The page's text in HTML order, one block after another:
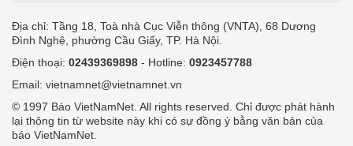
Địa chỉ: Tầng 18, Toà nhà Cục Viễn thông (VNTA), 68 Dương
Đình Nghệ, phường Cầu Giấy, TP. Hà Nội.
Điện thoại: 02439369898 - Hotline: 0923457788
Email: vietnamnet@vietnamnet.vn
© 1997 Báo VietNamNet. All rights reserved. Chỉ được phát hành
lại thông tin từ website này khi có sự đồng ý bằng văn bản của
báo VietNamNet.